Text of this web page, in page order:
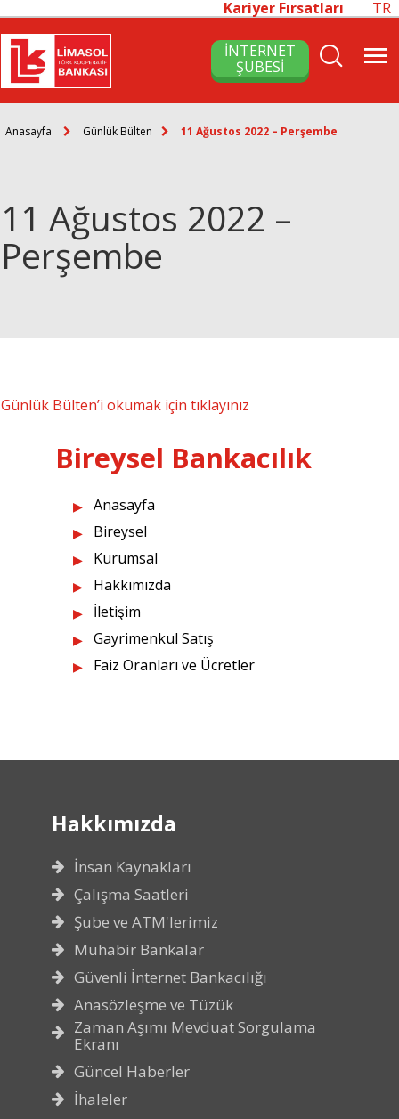
Kariyer Fırsatları TR
İNTERNET
ŞUBESİ
Anasayfa Günlük Bülten 11 Ağustos 2022 – Perşembe
11 Ağustos 2022 –
Perşembe
Günlük Bülten’i okumak için tıklayınız
Bireysel Bankacılık
Anasayfa
Bireysel
Kurumsal
Hakkımızda
İletişim
Gayrimenkul Satış
Faiz Oranları ve Ücretler
Hakkımızda
İnsan Kaynakları
Çalışma Saatleri
Şube ve ATM'lerimiz
Muhabir Bankalar
Güvenli İnternet Bankacılığı
Anasözleşme ve Tüzük
Zaman Aşımı Mevduat Sorgulama
Ekranı
Güncel Haberler
İhaleler